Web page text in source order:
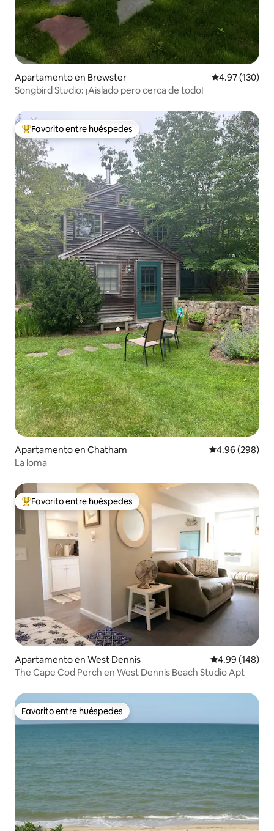
Apartamento en Brewster Calificación
4.97 (130)
Songbird Studio: ¡Aislado pero cerca de todo!
Favorito entre huéspedes preferido
Favorito entre huéspedes
Apartamento en Chatham Calificación
4.96 (298)
La loma
Favorito entre huéspedes preferido
Favorito entre huéspedes
Apartamento en West Dennis Calificación
4.99 (148)
The Cape Cod Perch en West Dennis Beach Studio Apt
Favorito entre huéspedes
Favorito entre huéspedes